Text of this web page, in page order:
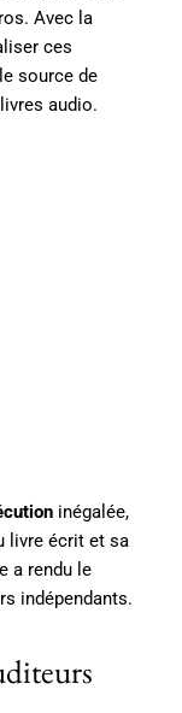
Avec la
ces
source de
audio.
inégalée,
livre écrit et sa
a rendu le
indépendants.